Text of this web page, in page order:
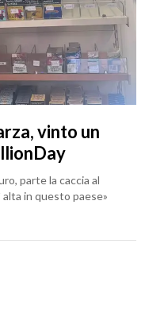
vinto un
parte la caccia al
in questo paese»